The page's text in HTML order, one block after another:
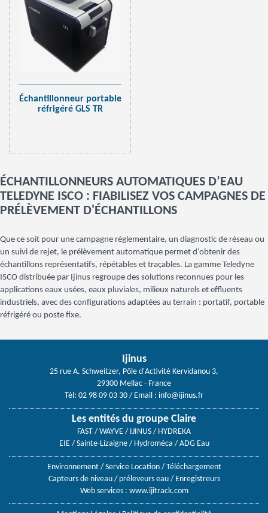
Échantillonneur portable
réfrigéré GLS TR
ÉCHANTILLONNEURS AUTOMATIQUES D’EAU
TELEDYNE ISCO : FIABILISEZ VOS CAMPAGNES DE
PRÉLÈVEMENT D'ÉCHANTILLONS
Que ce soit pour une campagne réglementaire, un diagnostic de réseau ou
un suivi de rejet, le prélèvement automatique permet d’obtenir des
échantillons représentatifs, répétables et traçables. La gamme Teledyne
ISCO distribuée par Ijinus regroupe des solutions reconnues pour les
applications eaux usées, eaux pluviales, milieux naturels et effluents
industriels, avec des configurations adaptées au terrain : portatif, portable
réfrigéré ou poste fixe.
Ijinus
25 rue A. Schweitzer, Pôle d'Activité Kervidanou 3,
29300 Mellac - France
Tél: 02 98 09 03 30 / Email : info@ijinus.fr
Les entités du groupe Claire
FAST / WAYVE / IJINUS / HYDREKA
EIE / Sainte-Lizaigne / Hydroméca / ADG Eau
Environnement/Service Location/Téléchargement
Capteurs de niveau/ préleveurs eau/ Enregistreurs
Web services : www.ijitrack.com